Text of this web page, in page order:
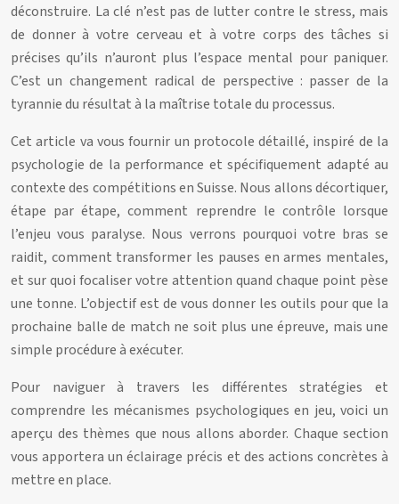
déconstruire. La clé n’est pas de lutter contre le stress, mais
de donner à votre cerveau et à votre corps des tâches si
précises qu’ils n’auront plus l’espace mental pour paniquer.
C’est un changement radical de perspective : passer de la
tyrannie du résultat à la maîtrise totale du processus.
Cet article va vous fournir un protocole détaillé, inspiré de la
psychologie de la performance et spécifiquement adapté au
contexte des compétitions en Suisse. Nous allons décortiquer,
étape par étape, comment reprendre le contrôle lorsque
l’enjeu vous paralyse. Nous verrons pourquoi votre bras se
raidit, comment transformer les pauses en armes mentales,
et sur quoi focaliser votre attention quand chaque point pèse
une tonne. L’objectif est de vous donner les outils pour que la
prochaine balle de match ne soit plus une épreuve, mais une
simple procédure à exécuter.
Pour naviguer à travers les différentes stratégies et
comprendre les mécanismes psychologiques en jeu, voici un
aperçu des thèmes que nous allons aborder. Chaque section
vous apportera un éclairage précis et des actions concrètes à
mettre en place.